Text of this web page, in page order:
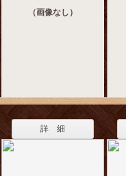
（画像なし）
詳 細